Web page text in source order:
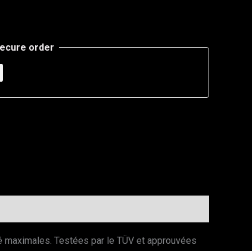
order
Testées par le TÜV et approuvées